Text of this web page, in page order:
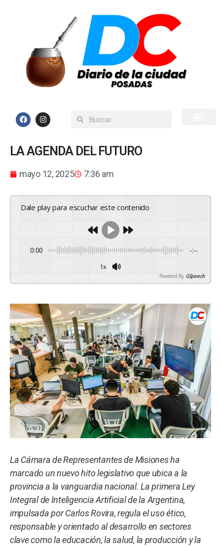
LA AGENDA DEL FUTURO
mayo 12, 2025 7:36 am
Dale play para escuchar este contenido
0:00 -:--
1x
Powered By GSpeech
La Cámara de Representantes de Misiones ha
marcado un nuevo hito legislativo que ubica a la
provincia a la vanguardia nacional. La primera Ley
Integral de Inteligencia Artificial de la Argentina,
impulsada por Carlos Rovira, regula el uso ético,
responsable y orientado al desarrollo en sectores
clave como la educación, la salud, la producción y la